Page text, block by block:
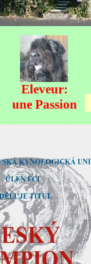
Eleveur:
une Passion